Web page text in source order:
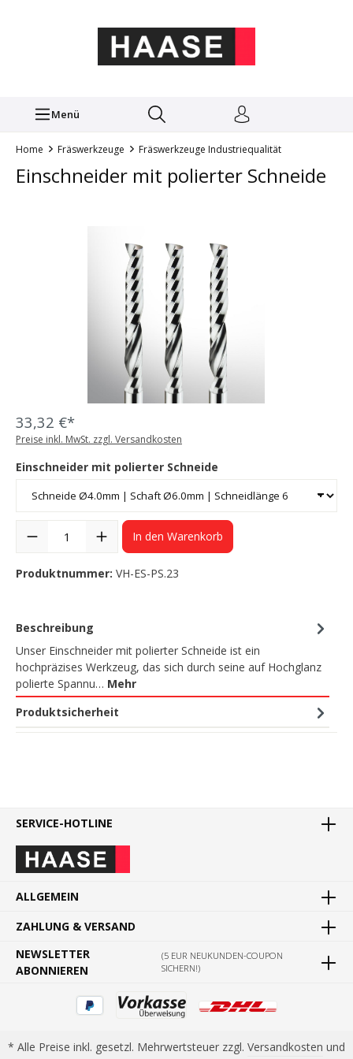
Menü
Home Fräswerkzeuge Fräswerkzeuge Industriequalität
Einschneider mit polierter Schneide
33,32 €*
Preise inkl. MwSt. zzgl. Versandkosten
Einschneider mit polierter Schneide
In den Warenkorb
Produktnummer: VH-ES-PS.23
Beschreibung
Unser Einschneider mit polierter Schneide ist ein
hochpräzises Werkzeug, das sich durch seine auf Hochglanz
polierte Spannu… Mehr
Produktsicherheit
SERVICE-HOTLINE
ALLGEMEIN
ZAHLUNG & VERSAND
NEWSLETTER
ABONNIEREN
(5 EUR NEUKUNDEN-COUPON
SICHERN!)
* Alle Preise inkl. gesetzl. Mehrwertsteuer zzgl. Versandkosten und